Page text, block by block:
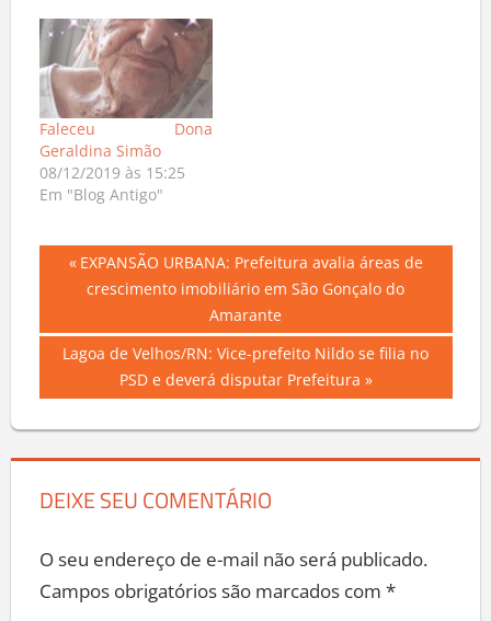
Faleceu Dona
Geraldina Simão
08/12/2019 às 15:25
Em "Blog Antigo"
Navegação
Post
Previous
Post:
EXPANSÃO URBANA: Prefeitura avalia áreas de
crescimento imobiliário em São Gonçalo do
Amarante
Next
Lagoa de Velhos/RN: Vice-prefeito Nildo se filia no
PSD e deverá disputar Prefeitura
DEIXE SEU COMENTÁRIO
O seu endereço de e-mail não será publicado.
Campos obrigatórios são marcados com *